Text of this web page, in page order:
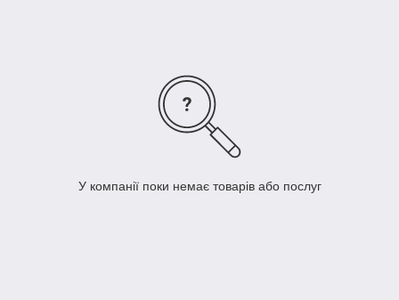
У компанії поки немає товарів або послуг